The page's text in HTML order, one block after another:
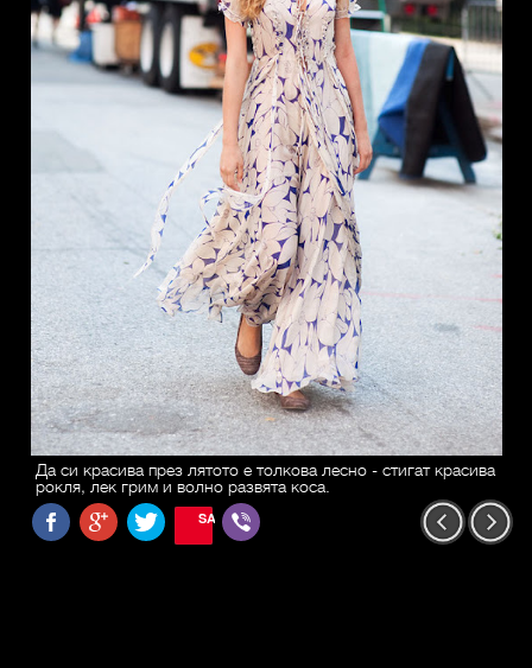
Да си красива през лятото е толкова лесно - стигат красива
рокля, лек грим и волно развята коса.
SAVE